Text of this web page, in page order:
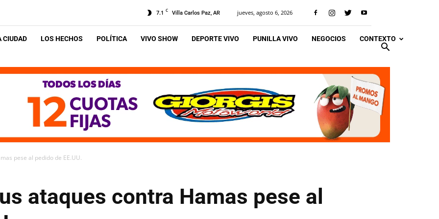
7.1 C Villa Carlos Paz, AR jueves, agosto 6, 2026
CIUDAD LOS HECHOS POLÍTICA VIVO SHOW DEPORTE VIVO PUNILLA VIVO NEGOCIOS CONTEXTO
pese al pedido de EE.UU.
ataques contra Hamas pese al